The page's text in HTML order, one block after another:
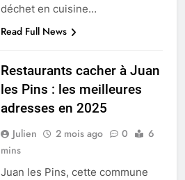
déchet en cuisine…
Read Full News
Restaurants cacher à Juan
les Pins : les meilleures
adresses en 2025
Julien 2 mois ago 0
6
mins
Juan les Pins, cette commune